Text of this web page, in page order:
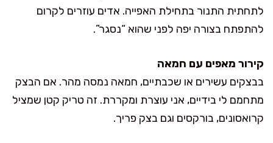
לתחתית התנור בתחילת האפייה. אדים עוזרים לקרום
להתפתח בצורה יפה לפני שהוא “נסגר”.
קירור מאפים עם חמאה
בבצקים עשירים או שכבתיים, חמאה נמסה מהר. אם הבצק
מתחמם לי בידיים, אני עוצרת ומקררת. זה טריק קטן שמציל
קרואסונים, בורקסים וגם בצק פריך.